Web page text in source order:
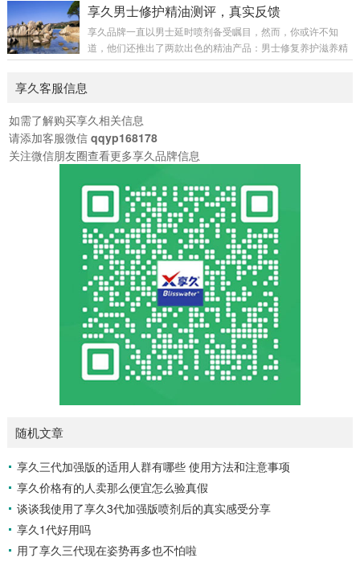
起来之后，确实不一样。比以前能控制得多，没那么着急了...
虑！今日小编就来给大家分享一些隐秘使用享久喷剂的小窍
点在于提前规划。你可以挑选在洗澡或者上厕所时，悄悄喷上
享久三代。建议在亲密时刻的 10 - 20 分钟前使用，如此喷剂
享久男士修护精油测评，真实反馈
享久品牌一直以男士延时喷剂备受瞩目，然而，你或许不知
道，他们还推出了两款出色的精油产品：男士修复养护滋养精
油和女士快感增强精油。享久品牌的质量向来有口皆碑，否则
延时喷剂，但我相信，既然他们能在这一领域取得如此卓越的
士修复养护滋养精油专为男性设计，主要用于修复和滋养阴茎
海绵体。众所周知，阴茎健康对男性至关重要，而这款精油正
是为此而生。女士快感增强精油则专为女性打造，主要功...
享久客服信息
如需了解购买享久相关信息
请添加客服微信 qqyp168178
关注微信朋友圈查看更多享久品牌信息
随机文章
享久三代加强版的适用人群有哪些 使用方法和注意事项
享久价格有的人卖那么便宜怎么验真假
谈谈我使用了享久3代加强版喷剂后的真实感受分享
享久1代好用吗
用了享久三代现在姿势再多也不怕啦